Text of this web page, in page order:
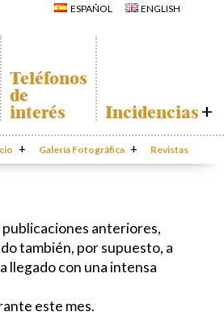
ESPAÑOL ENGLISH
Teléfonos
de
interés Incidencias
Incidencias
App Gecor
Galería Fotográfica
Iglesia de San
Miguel
Parques de Sitio de
Vivero de
Calahonda
Revistas
publicaciones anteriores,
también, por supuesto, a
llegado con una intensa
este mes.